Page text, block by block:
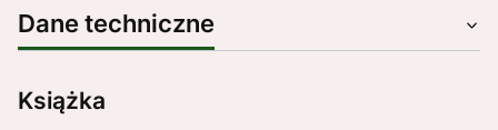
Dane techniczne
Książka